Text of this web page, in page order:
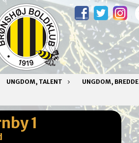
UNGDOM, TALENT UNGDOM, BREDDE
1